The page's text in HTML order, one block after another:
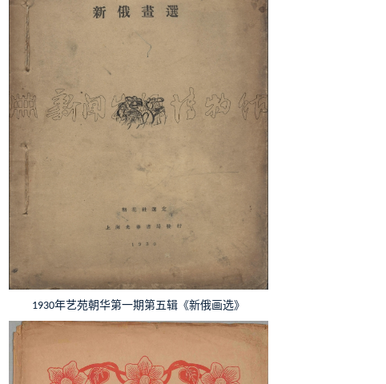
1930年艺苑朝华第一期第五辑《新俄画选》